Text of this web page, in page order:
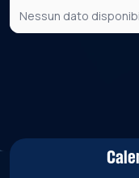
Nessun dato